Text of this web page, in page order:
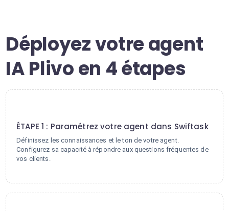
Déployez votre agent
IA Plivo en 4 étapes
ÉTAPE 1 : Paramétrez votre agent dans Swiftask
Définissez les connaissances et le ton de votre agent.
Configurez sa capacité à répondre aux questions fréquentes de
vos clients.